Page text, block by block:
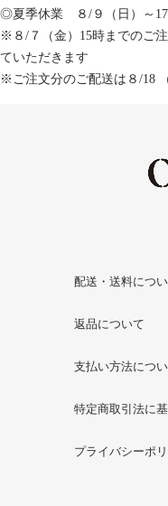
◎夏季休業 ８/９（日）～17
※８/７（金）15時までのご
ていただきます
※ご注文分のご配送は８/18
配送・送料につ
返品について
支払い方法につ
特定商取引法に
プライバシーポ